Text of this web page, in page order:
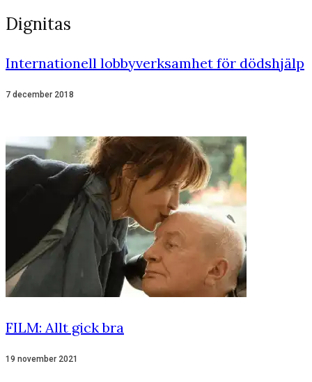
Dignitas
Internationell lobbyverksamhet för dödshjälp
7 december 2018
FILM: Allt gick bra
19 november 2021